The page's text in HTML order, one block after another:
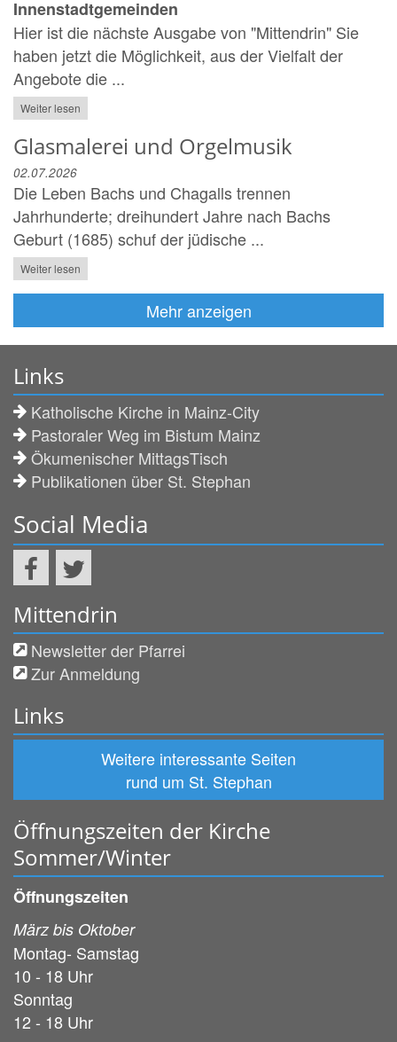
Innenstadtgemeinden
Hier ist die nächste Ausgabe von "Mittendrin" Sie
haben jetzt die Möglichkeit, aus der Vielfalt der
Angebote die ...
Weiter lesen
Glasmalerei und Orgelmusik
02.07.2026
Die Leben Bachs und Chagalls trennen
Jahrhunderte; dreihundert Jahre nach Bachs
Geburt (1685) schuf der jüdische ...
Weiter lesen
Mehr anzeigen
Links
Katholische Kirche in Mainz-City
Pastoraler Weg im Bistum Mainz
Ökumenischer MittagsTisch
Publikationen über St. Stephan
Social Media
Mittendrin
Newsletter der Pfarrei
Zur Anmeldung
Links
Weitere interessante Seiten
rund um St. Stephan
Öffnungszeiten der Kirche
Sommer/Winter
Öffnungszeiten
März bis Oktober
Montag- Samstag
10 - 18 Uhr
Sonntag
12 - 18 Uhr